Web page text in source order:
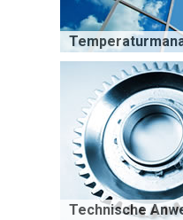
Technische